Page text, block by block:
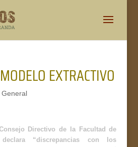
EXTRACTIVO
General
Directivo de la Facultad de
“discrepancias con los